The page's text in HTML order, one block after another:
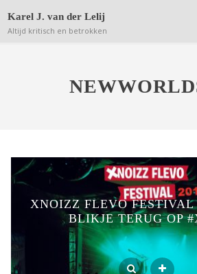
Karel J. van der Lelij
Altijd kritisch en betrokken
XNOIZZ FLEVO FESTIVAL
BLIKJE TERUG OP
jouw computer om achteraf anonieme
terug te kunnen vinden.